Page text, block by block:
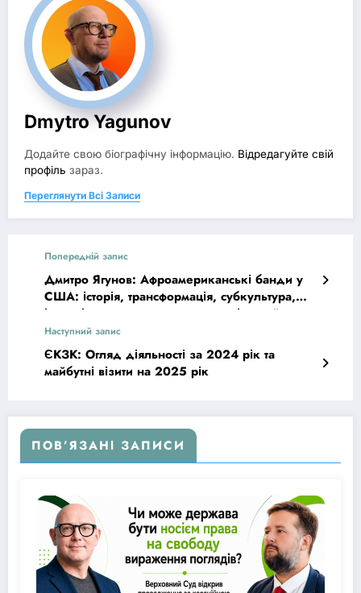
Dmytro Yagunov
Додайте свою біографічну інформацію. Відредагуйте свій
профіль зараз.
Переглянути Всі Записи
Попередній запис
Дмитро Ягунов: Афроамериканські банди у
США: історія, трансформація, субкультура,
ієрархія, судова практика та політичний
дискурс
Наступний запис
ЄКЗК: Огляд діяльності за 2024 рік та
майбутні візити на 2025 рік
ПОВ’ЯЗАНІ ЗАПИСИ